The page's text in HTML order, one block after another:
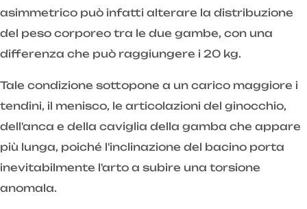
asimmetrico può infatti alterare la distribuzione
del peso corporeo tra le due gambe, con una
differenza che può raggiungere i 20 kg.
Tale condizione sottopone a un carico maggiore i
tendini, il menisco, le articolazioni del ginocchio,
dell'anca e della caviglia della gamba che appare
più lunga, poiché l'inclinazione del bacino porta
inevitabilmente l'arto a subire una torsione
anomala.